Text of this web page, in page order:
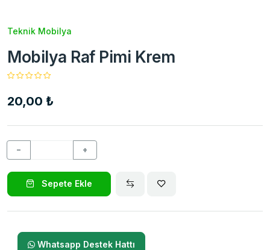
Teknik Mobilya
Mobilya Raf Pimi Krem
20,00 ₺
− +
Sepete Ekle
Whatsapp Destek Hattı